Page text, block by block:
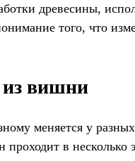
древесины,
того, что
из вишни
меняется у
в несколько